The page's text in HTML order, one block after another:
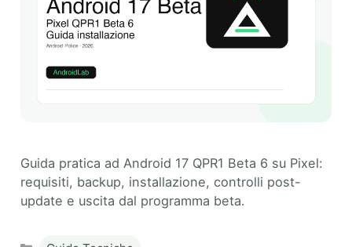
Guida pratica ad Android 17 QPR1 Beta 6 su Pixel:
requisiti, backup, installazione, controlli post-
update e uscita dal programma beta.
Categories